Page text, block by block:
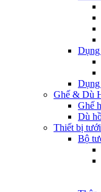
Ghế & Dù
Ghế
Dù
Thiết bị
Bộ